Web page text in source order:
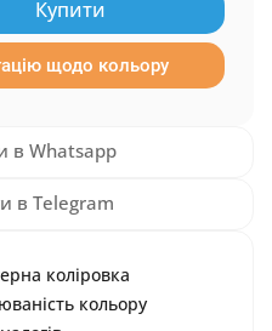
Купити
щодо кольору
в Whatsapp
в Telegram
коліровка
кольору